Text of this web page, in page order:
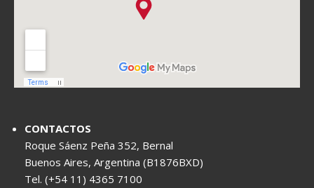
CONTACTOS
Roque Sáenz Peña 352, Bernal
Buenos Aires, Argentina (B1876BXD)
Tel. (+54 11) 4365 7100